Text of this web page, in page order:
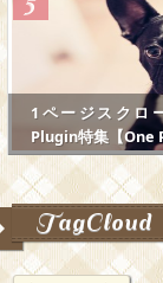
1ページスクロ
Plugin特集【One
TagCloud